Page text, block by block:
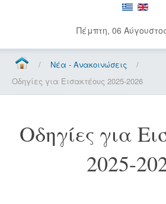
Πέμπτη, 06
/ Νέα - Ανακοινώσεις
/
Οδηγίες για Εισακτέους 2025-2026
Οδηγίες για
2025-